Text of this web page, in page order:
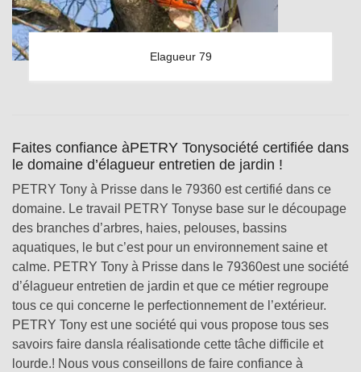
Elagueur 79
Faites confiance àPETRY Tonysociété certifiée dans
le domaine d’élagueur entretien de jardin !
PETRY Tony à Prisse dans le 79360 est certifié dans ce
domaine. Le travail PETRY Tonyse base sur le découpage
des branches d’arbres, haies, pelouses, bassins
aquatiques, le but c’est pour un environnement saine et
calme. PETRY Tony à Prisse dans le 79360est une société
d’élagueur entretien de jardin et que ce métier regroupe
tous ce qui concerne le perfectionnement de l’extérieur.
PETRY Tony est une société qui vous propose tous ses
savoirs faire dansla réalisationde cette tâche difficile et
lourde.! Nous vous conseillons de faire confiance à